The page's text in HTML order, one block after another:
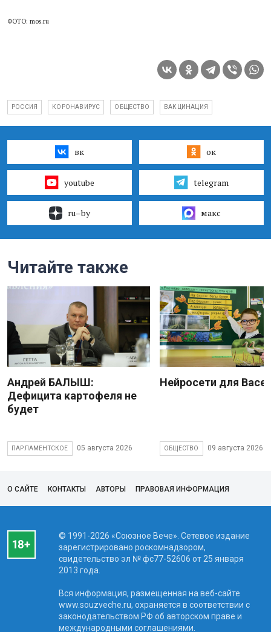
ФОТО: mos.ru
РОССИЯ КОРОНАВИРУС ОБЩЕСТВО ВАКЦИНАЦИЯ
вк ок
youtube telegram
ru–by макс
Читайте также
Андрей БАЛЫШ:
Дефицита картофеля не
будет
ПАРЛАМЕНТСКОЕ 05 августа 2026
Нейросети для
ОБЩЕСТВО 09 августа 2026
О САЙТЕ КОНТАКТЫ АВТОРЫ ПРАВОВАЯ ИНФОРМАЦИЯ
© 1991-2026 «Союзное Вече». Сетевое издание
зарегистрировано роскомнадзором,
свидетельство эл № фc77-52606 от 25 января
2013 года.
Вся информация, размещенная на веб-сайте
www.souzveche.ru, охраняется в соответствии с
законодательством РФ об авторском праве и
международными соглашениями.